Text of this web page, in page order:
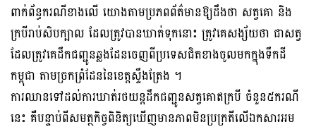
ពាក់ព័ន្ធ​ករណី​ខាងលើ ​យោង​តាម​ប្រភព​ព័ត៌មានឱ្យ​ដឹង​ថា សត្វ​គោ និង​
ក្របី​រាប់​សិប​ក្បាល ​ដែល​ត្រូវ​បាន​ឃាត់​ទុក​នោះ ត្រូវ​គេ​សង្ស័យ​ថា​ ជា​សត្វ​
ដែល​ត្រូវ​គេ​ដឹកជញ្ជូន​ឆ្លង​ដែន​ចេញពី​ប្រទេស​ជិតខាងចូល​មក​ក្នុងទឹកដី​
កម្ពុជា តាម​ច្រកព្រំដែន​នៃ​ខេត្តស្ទឹងត្រែង​ ។
ការ​ឈាន​ទៅ​ដល់​ការ​ឃាត់​រថយន្ត​ដឹក​ជញ្ជូន​សត្វ​គោ​ឥ​ក្របី ចំនួន​៥​ករណី​
នេះ គឺ​បន្ទាប់​ពី​សមត្ថកិច្ច​ពិ​និត្យ​ឃើញ​មាន​ភាព​មិន​ប្រក្រតី​លើ​ឯកសារ​អម